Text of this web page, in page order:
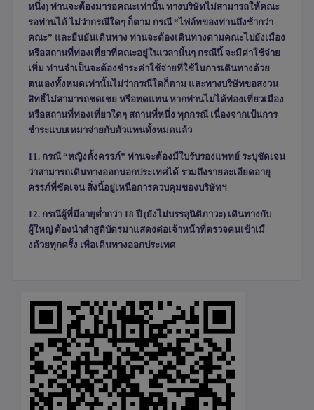
หนึ่ง) ท่านจะต้องมารอคณะเท่านั้น ทางบริษัทไม่สามารถให้คณะ
รอท่านได้ ไม่ว่ากรณีใดๆ ก็ตาม กรณี “ไฟล์ทของท่านถึงช้ากว่า
คณะ” และยืนยันเดินทาง ท่านจะต้องเดินทางตามคณะไปยังเมือง
หรือสถานที่ท่องเที่ยวที่คณะอยู่ในเวลานั้นๆ กรณีนี้ จะมีค่าใช้จ่าย
เพิ่ม ท่านจำเป็นจะต้องชำระค่าใช้จ่ายที่ใช้ในการเดินทางด้วย
ตนเองทั้งหมดเท่านั้นไม่ว่ากรณีใดก็ตาม และทางบริษัทขอสงวน
สิทธิ์ไม่สามารถชดเชย หรือทดแทน หากท่านไม่ได้ท่องเที่ยวเมือง
หรือสถานที่ท่องเที่ยวใดๆ สถานที่หนึ่ง ทุกกรณี เนื่องจากเป้นการ
ชำระแบบเหมาจ่ายกับตัวแทนทั้งหมดแล้ว
11. กรณี “หญิงตั้งครรภ์” ท่านจะต้องมีใบรับรองแพทย์ ระบุชัดเจน
ว่าสามารถเดินทางออกนอกประเทศได้ รวมถึงรายละเอียดอายุ
ครรภ์ที่ชัดเจน สิ่งนี้อยู่เหนือการควบคุมของบริษัทฯ
12. กรณีผู้ที่มีอายุต่ำกว่า 18 ปี (ยังไม่บรรลุนิติภาวะ) เดินทางกับ
ผู้ใหญ่ ต้องนำสำสูติบัตรมาแสดงต่อเจ้าหน้าที่ตรวจคนเข้าเมื
งด้วยทุกครั้ง เพื่อเดินทางออกประเทศ